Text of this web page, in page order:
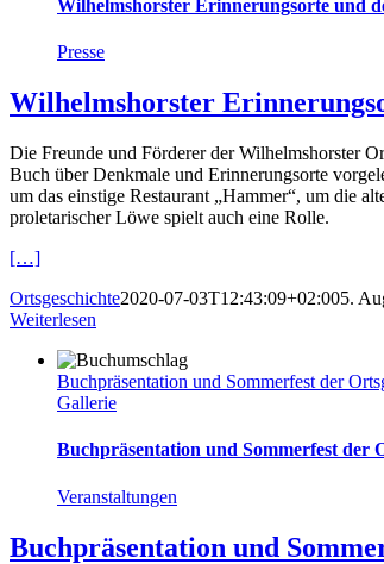
Wilhelmshorster Erinnerungsorte und
Presse
Wilhelmshorster
Die Freunde und Förderer der Wilhelmshorster
Buch über Denkmale und Erinnerungsorte
um das einstige Restaurant „Hammer“, um die
proletarischer Löwe spielt auch eine Rolle.
[…]
Ortsgeschichte2020-07-03T12:43:09+02:005.
Weiterlesen
Buchpräsentation und Sommerfest der
Gallerie
Buchpräsentation und Sommerfest der
Veranstaltungen
Buchpräsentation und